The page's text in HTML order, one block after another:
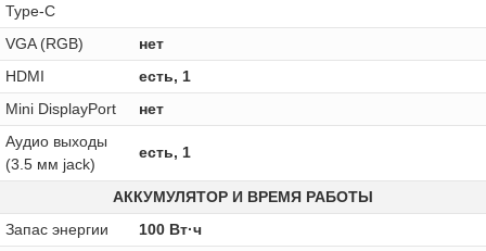
Type-C
VGA (RGB)
нет
HDMI
есть, 1
Mini DisplayPort
нет
Аудио выходы
(3.5 мм jack)
есть, 1
АККУМУЛЯТОР И ВРЕМЯ РАБОТЫ
Запас энергии
100 Вт·ч